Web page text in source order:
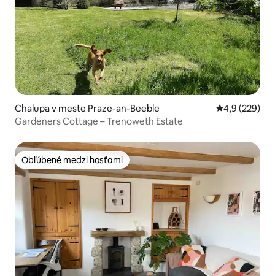
Chalupa v meste Praze-an-Beeble Priemerné
4,9 (229)
Gardeners Cottage – Trenoweth Estate
Obľúbené medzi hosťami
Obľúbené medzi hosťami